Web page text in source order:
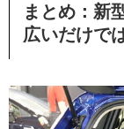
まとめ：新
広いだけで